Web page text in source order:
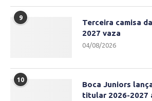
9
Terceira camisa
2027 vaza
04/08/2026
10
Boca Juniors
titular 2026-2027